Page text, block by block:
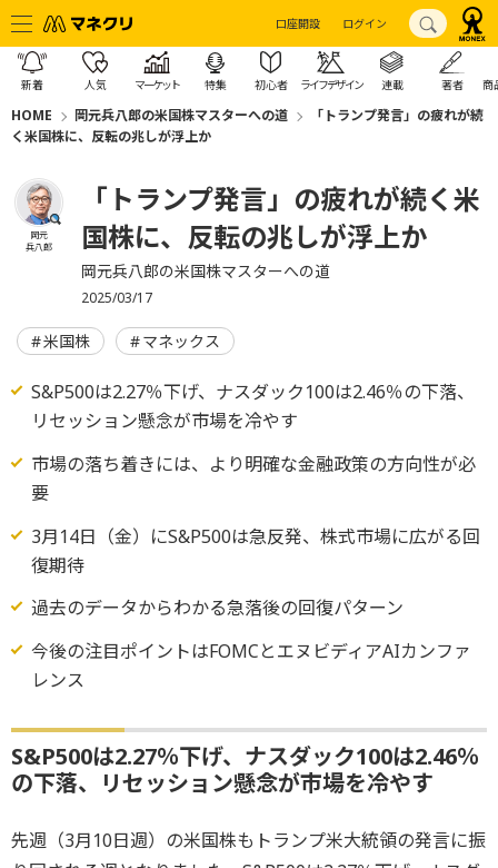
口座開設 ログイン
新着 人気 マーケット 特集 初心者 ライフデザイン 連載 著者 商
HOME 岡元兵八郎の米国株マスターへの道
「トランプ発言」の疲れが続
く米国株に、反転の兆しが浮上か
岡元
兵八郎
「トランプ発言」の疲れが続く米
国株に、反転の兆しが浮上か
岡元兵八郎の米国株マスターへの道
2025/03/17
米国株 マネックス
S&P500は2.27％下げ、ナスダック100は2.46％の下落、
リセッション懸念が市場を冷やす
市場の落ち着きには、より明確な金融政策の方向性が必
要
3月14日（金）にS&P500は急反発、株式市場に広がる回
復期待
過去のデータからわかる急落後の回復パターン
今後の注目ポイントはFOMCとエヌビディアAIカンファ
レンス
S&P500は2.27％下げ、ナスダック100は2.46％
の下落、リセッション懸念が市場を冷やす
先週（3月10日週）の米国株もトランプ米大統領の発言に振